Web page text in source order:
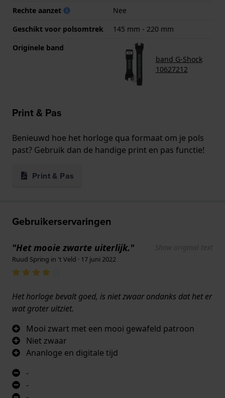
Rechte aanzet
Nee
Geschikt voor polsomtrek
145 mm - 220 mm
Originele band
band G-Shock
10627212
Print & Pas
Benieuwd hoe het horloge qua formaat om je pols
past? Gebruik dan de handige print en pas functie!
Print & Pas
Gebruikerservaringen
"Het mooie zwarte uiterlijk." Show original text
Ruud Spring in 't Veld · 17 juni 2022
Het horloge bevalt goed, is niet zwaar ondanks dat het er
wat groter uitziet.
Mooi zwart met een mooi gewafeld patroon
Niet zwaar
Ananloge en digitale tijd
-
-